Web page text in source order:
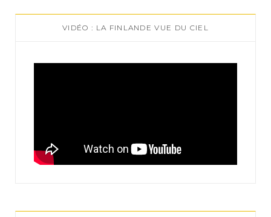
VIDÉO : LA FINLANDE VUE DU CIEL